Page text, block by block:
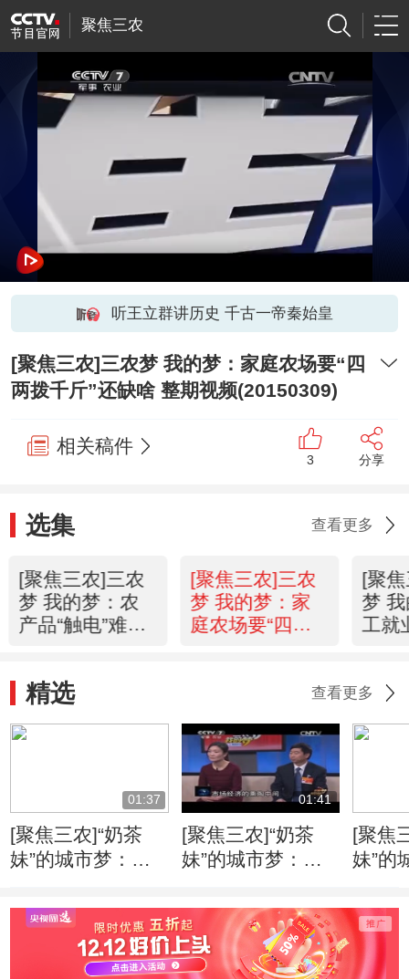
聚焦三农
听王立群讲历史 千古一帝秦始皇
[聚焦三农]三农梦 我的梦：家庭农场要“四
两拨千斤”还缺啥 整期视频(20150309)
相关稿件
3 分享
选集 查看更多
[聚焦三农]三农
梦 我的梦：农
产品“触电”难在
[聚焦三农]三农
梦 我的梦：家
庭农场要“四两
[聚
梦
工就
精选 查看更多
01:37
[聚焦三农]“奶茶
妹”的城市梦：城
新在哪儿
01:41
[聚焦三农]“奶茶
妹”的城市梦：居
别有多大
[聚焦
妹”的